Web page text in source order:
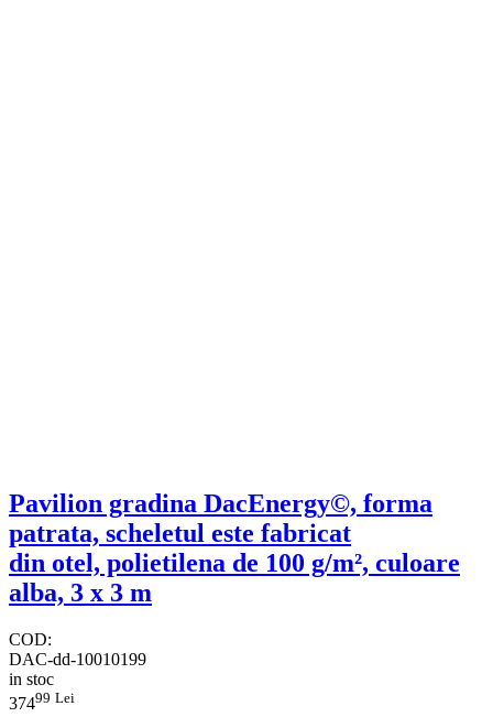
Pavilion gradina DacEnergy©, forma
patrata, scheletul este fabricat
din otel, polietilena de 100 g/m², culoare
alba, 3 x 3 m
COD:
DAC-dd-10010199
in stoc
37499 Lei